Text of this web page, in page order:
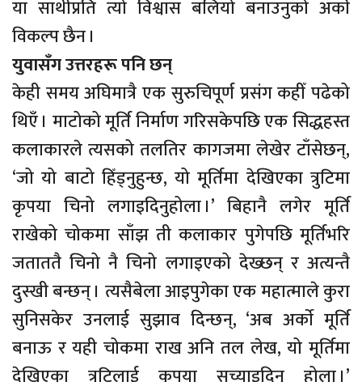
या साथीप्रति त्यो विश्वास बलियो बनाउनुको अर्काे
विकल्प छैन ।
युवासँग उत्तरहरू पनि छन्
केही समय अघिमात्रै एक सुरुचिपूर्ण प्रसंग कहीँ पढेको
थिएँ । माटोको मूर्ति निर्माण गरिसकेपछि एक सिद्धहस्त
कलाकारले त्यसको तलतिर कागजमा लेखेर टाँसेछन्,
‘जो यो बाटो हिँड्नुहुन्छ, यो मूर्तिमा देखिएका त्रुटिमा
कृपया चिनो लगाइदिनुहोला ।’ बिहानै लगेर मूर्ति
राखेको चोकमा साँझ ती कलाकार पुगेपछि मूर्तिभरि
जताततै चिनो नै चिनो लगाइएको देख्छन् र अत्यन्तै
दुस्खी बन्छन् । त्यसैबेला आइपुगेका एक महात्माले कुरा
सुनिसकेर उनलाई सुझाव दिन्छन्, ‘अब अर्काे मूर्ति
बनाऊ र यही चोकमा राख अनि तल लेख, यो मूर्तिमा